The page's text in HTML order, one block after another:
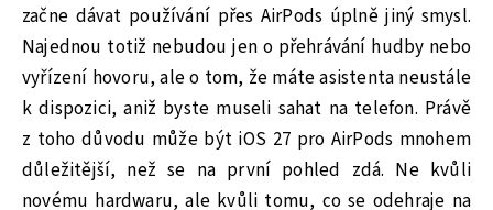
začne dávat používání přes AirPods úplně jiný smysl.
Najednou totiž nebudou jen o přehrávání hudby nebo
vyřízení hovoru, ale o tom, že máte asistenta neustále
k dispozici, aniž byste museli sahat na telefon. Právě
z toho důvodu může být iOS 27 pro AirPods mnohem
důležitější, než se na první pohled zdá. Ne kvůli
novému hardwaru, ale kvůli tomu, co se odehraje na